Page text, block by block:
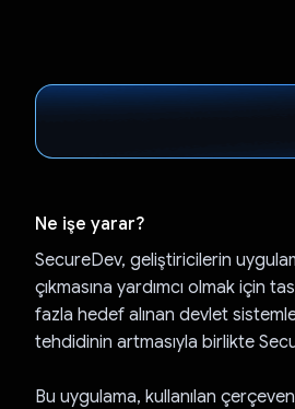
Ne işe yarar?
SecureDev, geliştiricilerin
çıkmasına yardımcı olmak için
fazla hedef alınan devlet
tehdidinin artmasıyla birlikte
Bu uygulama, kullanılan